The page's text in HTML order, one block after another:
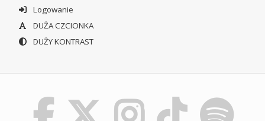
Logowanie
DUŻA CZCIONKA
DUŻY KONTRAST